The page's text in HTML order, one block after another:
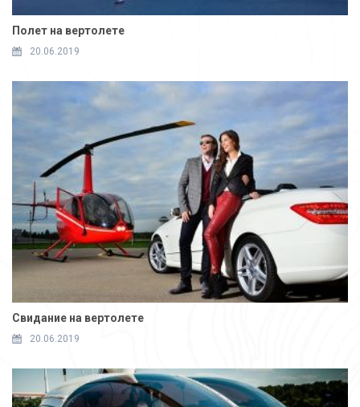
Полет на вертолете
20.06.2019
Свидание на вертолете
20.06.2019